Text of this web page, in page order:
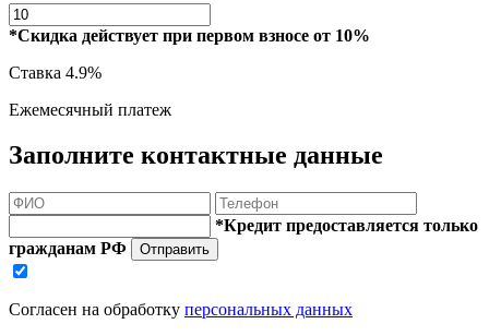
*Скидка действует при первом взносе от 10%
Ставка 4.9%
Ежемесячный платеж
Заполните контактные данные
*Кредит предоставляется только
гражданам РФ
Отправить
Согласен на обработку персональных данных